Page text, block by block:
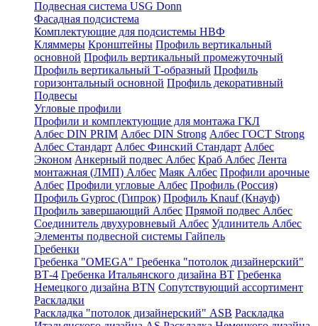
Подвесная система USG Donn
Фасадная подсистема
Комплектующие для подсистемы НВФ
Кляммеры Кронштейны Профиль вертикальный
основной Профиль вертикальный промежуточный
Профиль вертикальный Т-образный Профиль
горизонтальный основной Профиль декоративный
Подвесы
Угловые профили
Профили и комплектующие для монтажа ГКЛ
Албес DIN PRIM Албес DIN Strong Албес ГОСТ Strong
Албес Стандарт Албес Финский Стандарт Албес
Эконом Анкерный подвес Албес Краб Албес Лента
монтажная (ЛМП) Албес Маяк Албес Профили арочные
Албес Профили угловые Албес Профиль (Россия)
Профиль Gyproc (Гипрок) Профиль Knauf (Кнауф)
Профиль завершающий Албес Прямой подвес Албес
Соединитель двухуровневый Албес Удлинитель Албес
Элементы подвесной системы Гайпель
Гребенки
Гребенка "OMEGA" Гребенка "потолок дизайнерский"
ВТ-4 Гребенка Итальянского дизайна BT Гребенка
Немецкого дизайна ВТN Сопутствующий ассортимент
Раскладки
Раскладка "потолок дизайнерский" ASB Раскладка